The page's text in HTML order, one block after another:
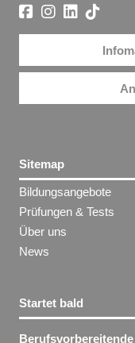
Sitemap
Bildungsangebote
Prüfungen & Tests
Über uns
News
Startet bald